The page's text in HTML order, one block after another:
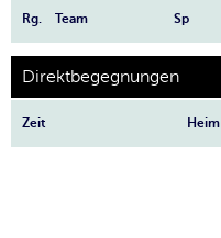
Rg. Team Sp
Direktbegegnungen
Zeit Heim